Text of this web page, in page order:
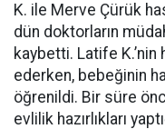
K. ile Merve Çürük
dün doktorların
kaybetti. Latife
ederken, bebeğinin
öğrenildi. Bir süre
evlilik hazırlıkları